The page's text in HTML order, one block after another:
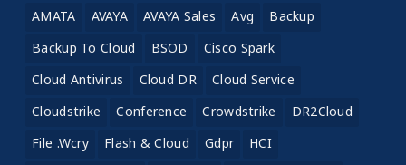
AMATA
AVAYA AVAYA Sales Avg
Backup
Backup To Cloud
BSOD
Cisco Spark
Cloud Antivirus
Cloud DR
Cloud Service
Cloudstrike
Conference Crowdstrike
DR2Cloud
File .wcry
Flash & Cloud Gdpr
HCI